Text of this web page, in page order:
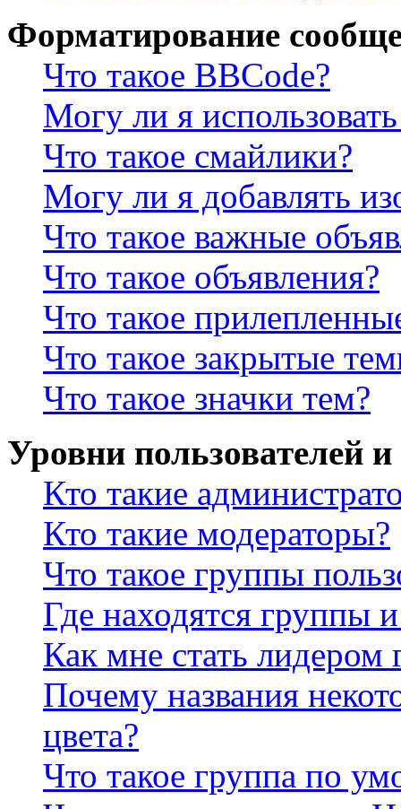
Форматирование
Что такое BBCode?
Могу ли я
Что такое смайлики?
Могу ли я добавлять
Что такое важные
Что такое объявления?
Что такое
Что такое закрытые
Что такое значки тем?
Уровни пользователей
Кто такие
Кто такие модераторы?
Что такое группы
Где находятся группы
Как мне стать лидером
Почему названия
цвета?
Что такое группа по